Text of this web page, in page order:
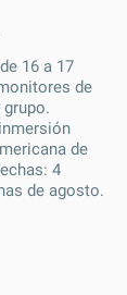
16 a 17
de
de
4
de agosto.